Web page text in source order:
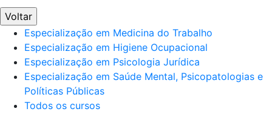
Voltar
Especialização em Medicina do Trabalho
Especialização em Higiene Ocupacional
Especialização em Psicologia Jurídica
Especialização em Saúde Mental, Psicopatologias e
Políticas Públicas
Todos os cursos